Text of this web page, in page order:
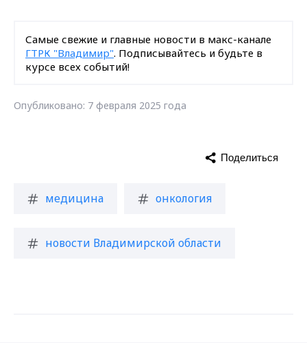
Самые свежие и главные новости в макс-канале
ГТРК "Владимир". Подписывайтесь и будьте в
курсе всех событий!
Опубликовано: 7 февраля 2025 года
медицина онкология
новости Владимирской области
Поделиться